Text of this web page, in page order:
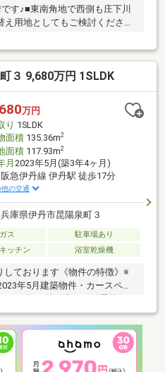
す♪■東南角地で西側も庄下川
用地としてもご検討ください
３ 9,680万円 1SLDK
万円
り 1SLDK
面積135.36m2
面積117.93m2
月 2023年5月(築3年4ヶ月)
阪急伊丹線 伊丹駅 徒歩17分
他の交通
兵庫県伊丹市昆陽泉町３
ス
駐車場あり
ッチン 浴室乾燥機
ております《物件の特徴》※
年5月建築物件・カースペー
ハウスは、夏は涼しく冬は暖か
小学校・西中学校◇他社様が
す◇スマホユーザーの方は右下
だければスムーズにご案内させ
も一戸建の購入が可能です